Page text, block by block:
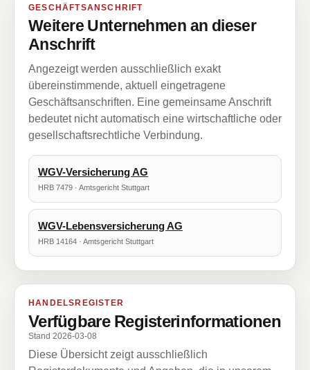
GESCHÄFTSANSCHRIFT
Weitere Unternehmen an dieser
Anschrift
Angezeigt werden ausschließlich exakt
übereinstimmende, aktuell eingetragene
Geschäftsanschriften. Eine gemeinsame Anschrift
bedeutet nicht automatisch eine wirtschaftliche oder
gesellschaftsrechtliche Verbindung.
WGV-Versicherung AG
HRB 7479 · Amtsgericht Stuttgart
WGV-Lebensversicherung AG
HRB 14164 · Amtsgericht Stuttgart
HANDELSREGISTER
Verfügbare Registerinformationen
Stand 2026-03-08
Diese Übersicht zeigt ausschließlich